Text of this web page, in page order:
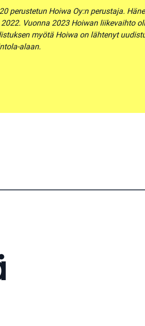
perustetun Hoiwa Oy:n perustaja.
Vuonna 2023 Hoiwan liikevaihto
myötä Hoiwa on lähtenyt
alaan.